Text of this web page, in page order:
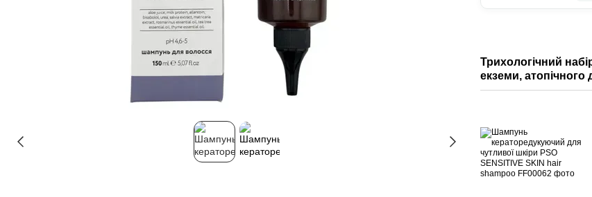
Трихологічний
екземи, атопічного